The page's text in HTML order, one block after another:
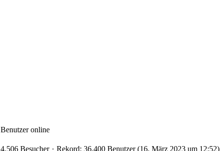
Benutzer online
4.506 Besucher Rekord: 36.400 Benutzer (16. März 2023 um 12:52)